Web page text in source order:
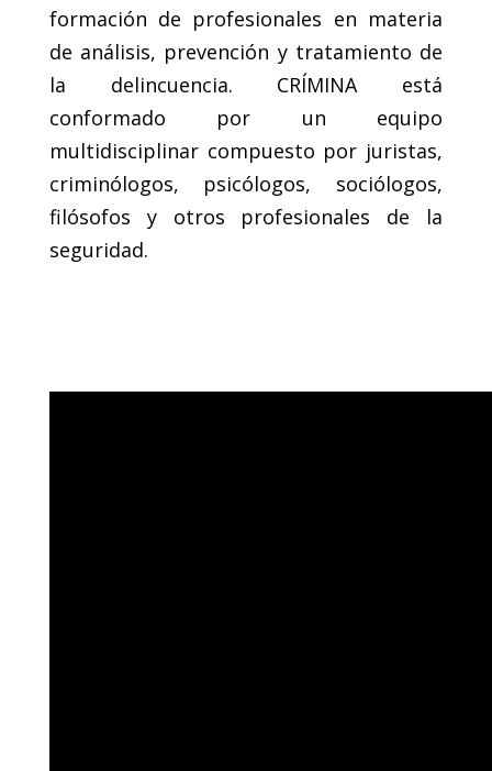
formación de profesionales en materia
de análisis, prevención y tratamiento de
la delincuencia. CRÍMINA está
conformado por un equipo
multidisciplinar compuesto por juristas,
criminólogos, psicólogos, sociólogos,
filósofos y otros profesionales de la
seguridad.